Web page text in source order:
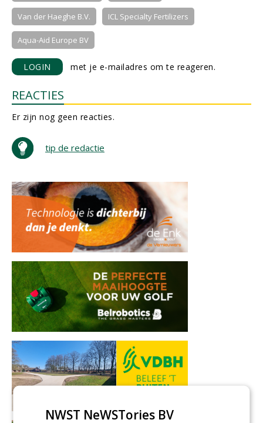
Van der Haeghe B.V. ICL Specialty Fertilizers
Aqua-Aid Europe BV
LOGIN met je e-mailadres om te reageren.
REACTIES
Er zijn nog geen reacties.
tip de redactie
NWST NeWSTories BV